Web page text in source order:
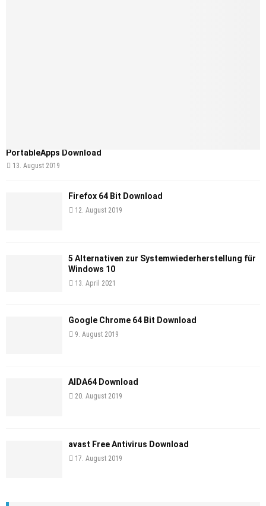
PortableApps Download
13. August 2019
Firefox 64 Bit Download
12. August 2019
5 Alternativen zur Systemwiederherstellung für
Windows 10
13. April 2021
Google Chrome 64 Bit Download
9. August 2019
AIDA64 Download
20. August 2019
avast Free Antivirus Download
17. August 2019